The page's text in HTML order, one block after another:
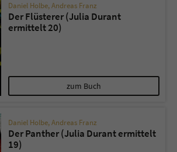
Daniel Holbe,Andreas Franz
Der Flüsterer (Julia Durant
ermittelt 20)
zum Buch
Daniel Holbe,Andreas Franz
Der Panther (Julia Durant ermittelt
19)